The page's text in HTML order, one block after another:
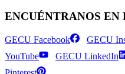
ENCUÉNTRANOS EN
GECU Facebook GECU
YouTube
GECU LinkedIn